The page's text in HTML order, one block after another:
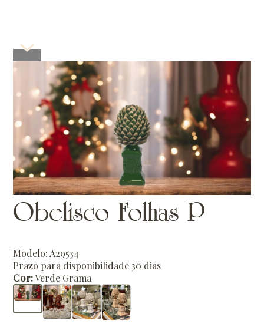
Obelisco Folhas P
Modelo: A29534
Prazo para disponibilidade 30 dias
Cor:Verde Grama